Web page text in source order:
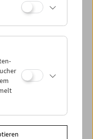
Die Ausgabe erfolgt
Tickets und